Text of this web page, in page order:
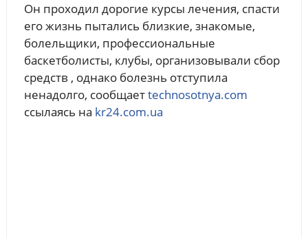
Он проходил дорогие курсы лечения, спасти
его жизнь пытались близкие, знакомые,
болельщики, профессиональные
баскетболисты, клубы, организовывали сбор
средств , однако болезнь отступила
ненадолго, сообщаетtechnosotnya.com
ссылаясь на kr24.com.ua